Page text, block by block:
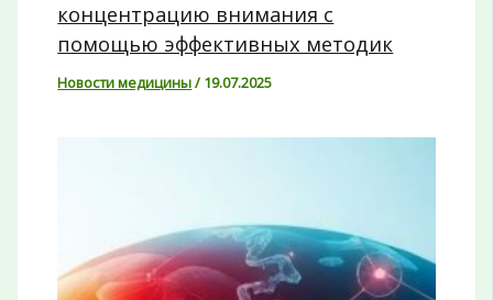
концентрацию внимания с
помощью эффективных методик
Новости медицины/ 19.07.2025